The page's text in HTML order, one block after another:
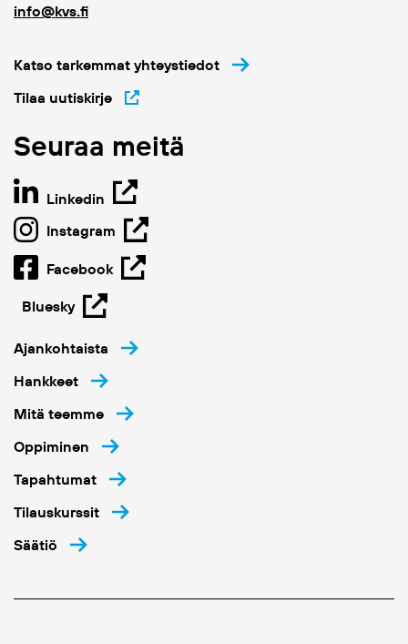
info@kvs.fi
Katso tarkemmat yhteystiedot
Tilaa uutiskirje
Seuraa meitä
Linkedin
Instagram
Facebook
Bluesky
Ajankohtaista
Hankkeet
Mitä teemme
Oppiminen
Tapahtumat
Tilauskurssit
Säätiö